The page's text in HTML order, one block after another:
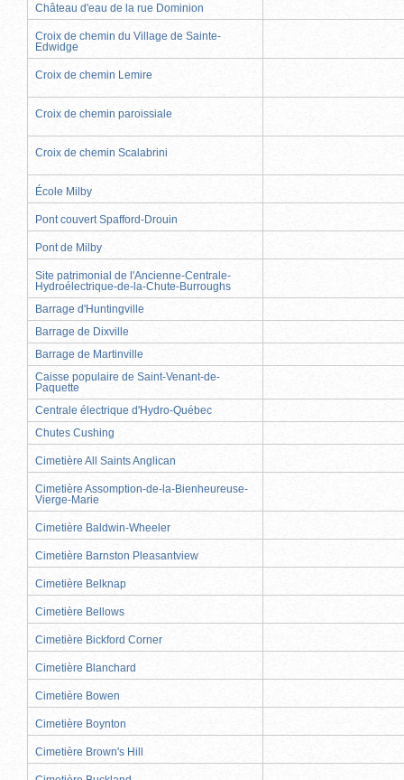
Château d'eau de la rue Dominion
Croix de chemin du Village de Sainte-
Edwidge
Croix de chemin Lemire
Croix de chemin paroissiale
Croix de chemin Scalabrini
École Milby
Pont couvert Spafford-Drouin
Pont de Milby
Site patrimonial de l'Ancienne-Centrale-
Hydroélectrique-de-la-Chute-Burroughs
Barrage d'Huntingville
Barrage de Dixville
Barrage de Martinville
Caisse populaire de Saint-Venant-de-
Paquette
Centrale électrique d'Hydro-Québec
Chutes Cushing
Cimetière All Saints Anglican
Cimetière Assomption-de-la-Bienheureuse-
Vierge-Marie
Cimetière Baldwin-Wheeler
Cimetière Barnston Pleasantview
Cimetière Belknap
Cimetière Bellows
Cimetière Bickford Corner
Cimetière Blanchard
Cimetière Bowen
Cimetière Boynton
Cimetière Brown's Hill